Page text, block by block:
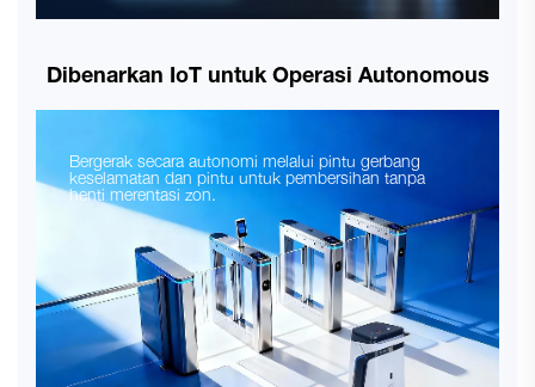
Dibenarkan IoT untuk Operasi Autonomous
Bergerak secara autonomi melalui pintu gerbang
keselamatan dan pintu untuk pembersihan tanpa
henti merentasi zon.